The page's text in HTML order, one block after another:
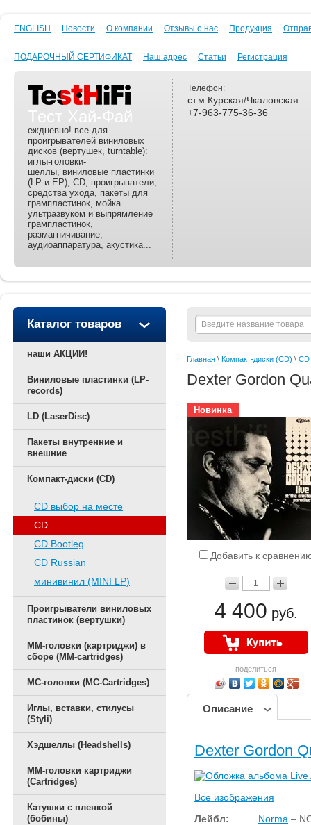
ENGLISH Новости О компании Отзывы о нас Продукция
ПОДАРОЧНЫЙ СЕРТИФИКАТ Наш адрес Статьи Регистрация
Тест Хай-Фай
еждневно! все для
проигрывателей виниловых
дисков (вертушек, turntable):
иглы-головки-
шеллы, виниловые пластинки
(LP и EP), CD, проигрыватели,
средства ухода, пакеты для
грампластинок, мойка
ультразвуком и выпрямление
грампластинок,
размагничивание,
аудиоаппаратура, акустика...
Телефон:
ст.м.Курская/Чкаловская
+7-963-775-36-36
Каталог товаров
наши АКЦИИ!
Виниловые пластинки (LP-
records)
LD (LaserDisc)
Пакеты внутренние и
внешние
Компакт-диски (CD)
CD выбор на месте
CD
CD Bootleg
CD Russian
минивинил (MINI LP)
Проигрыватели виниловых
пластинок (вертушки)
ММ-головки (картриджи) в
сборе (MM-cartridges)
MC-головки (MC-Cartridges)
Иглы, вставки, стилусы
(Styli)
Хэдшеллы (Headshells)
ММ-головки картриджи
(Cartridges)
Катушки с пленкой
(бобины)
Главная \ Компакт-диски (CD) \ CD
Dexter Gordon
Новинка
Добавить к
4 400 руб.
поделиться
Описание
Dexter Gordon
Все изображения
Лейбл:
Norma –